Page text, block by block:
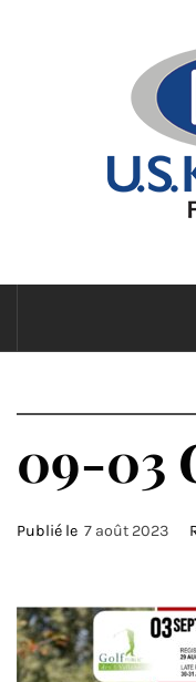
09-03
Publié le 7 août 2023